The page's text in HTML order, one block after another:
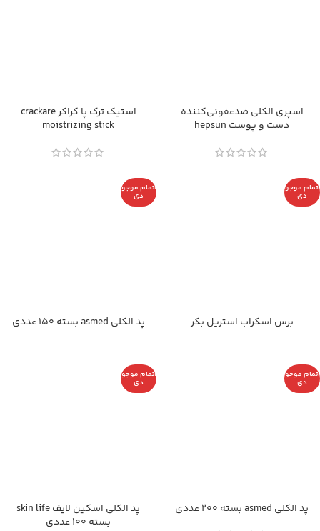
اسپری الکلی ضدعفونی‌کننده
دست و پوست hepsun
استیک ترک پا کراکر crackare
moistrizing stick
اتمام موجو
دی
برس اسکراب استریل بکر
اتمام موجو
دی
پد الکلی asmed بسته 150 عددی
اتمام موجو
دی
پد الکلی asmed بسته 200 عددی
اتمام موجو
دی
پد الکلی اسکین لایف skin life
بسته 100 عددی